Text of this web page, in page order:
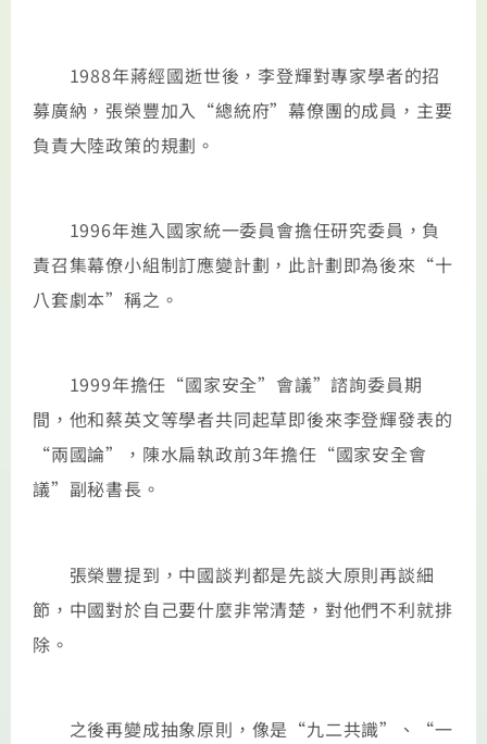
1988年蔣經國逝世後，李登輝對專家學者的招
募廣納，張榮豐加入“總統府”幕僚團的成員，主要
負責大陸政策的規劃。
1996年進入國家統一委員會擔任研究委員，負
責召集幕僚小組制訂應變計劃，此計劃即為後來“十
八套劇本”稱之。
1999年擔任“國家安全”會議”諮詢委員期
間，他和蔡英文等學者共同起草即後來李登輝發表的
“兩國論”，陳水扁執政前3年擔任“國家安全會
議”副秘書長。
張榮豐提到，中國談判都是先談大原則再談細
節，中國對於自己要什麼非常清楚，對他們不利就排
除。
之後再變成抽象原則，像是“九二共識”、“一